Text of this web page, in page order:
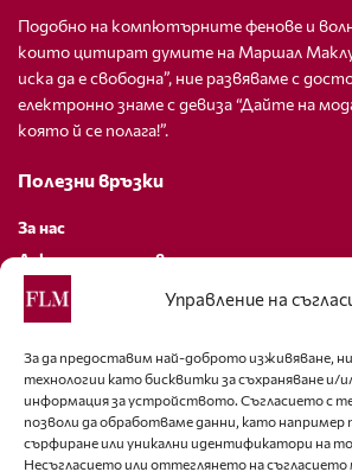
Управление на
За да предоставим най-доброто изживяване,
технологии като бисквитки за съхраняване и/
информация за устройството. Съгласието с
позволи да обработваме данни, като например
сърфиране или уникални идентификатори на
Несъгласието или оттеглянето на съгласието
Подобно на компютърните фенове и
които цитират думите на Маршал
иска да е свободна”, ние развяваме с
електронно знаме с девиза “Дайте на
която й се полага!”.
Полезни връзки
За нас
Декларация за поверителност
Политика за бисквитки
За контакти
editor@fashion-lifestyle.net
+359 88 227 33 47